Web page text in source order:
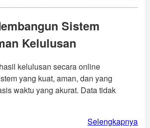
Sistem
Kelulusan
kelulusan secara online
yang kuat, aman, dan yang
waktu yang akurat. Data tidak
Selengkapnya